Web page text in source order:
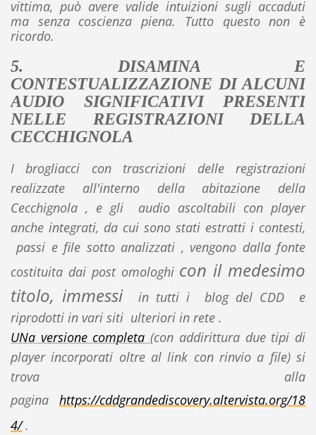
vittima, può avere valide intuizioni sugli accaduti
ma senza coscienza piena. Tutto questo non è
ricordo.
5. DISAMINA E
CONTESTUALIZZAZIONE DI ALCUNI
AUDIO SIGNIFICATIVI PRESENTI
NELLE REGISTRAZIONI DELLA
CECCHIGNOLA
I brogliacci con trascrizioni delle registrazioni
realizzate all'interno della abitazione della
Cecchignola , e gli audio ascoltabili con player
anche integrati, da cui sono stati estratti i contesti,
passi e file sotto analizzati , vengono dalla fonte
costituita dai post omologhi con il medesimo
titolo, immessi
in tutti i blog del CDD e
riprodotti in vari siti ulteriori in rete .
UNa versione completa (con addirittura due tipi di
player incorporati oltre al link con rinvio a file) si
trova alla
paginahttps://cddgrandediscovery.altervista.org/18
4/.